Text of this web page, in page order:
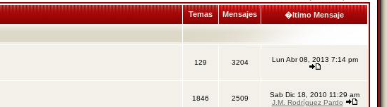
Temas Mensajes �ltimo Mensaje
129 3204 Lun Abr 08, 2013 7:14 pm
1846 2509
Sab Dic 18, 2010 11:29 am
J.M. Rodríguez Pardo